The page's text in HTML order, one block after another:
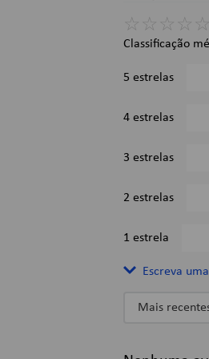
Imagens Meramente Ilustrativas.
☆ ☆ ☆ ☆ ☆
Classificação
5 estrelas
4 estrelas
3 estrelas
2 estrelas
1 estrela
Escreva
Mais